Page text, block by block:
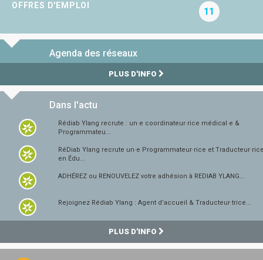
OFFRES D'EMPLOI
11
Agenda des réseaux
PLUS D'INFO
Dans l'actu
Rédiab Ylang recrute : un·e coordinateur·rice médical·e &
Programmateu...
RéDiab Ylang recrute un·e Programmateur·rice et
en Édu...
ADHÉREZ ou RENOUVELEZ votre adhésion à REDIAB YLANG...
Rejoignez Rédiab Ylang : Agent d’accueil & Traducteur·trice...
PLUS D'INFO